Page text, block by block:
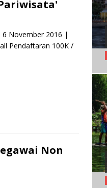
6 November 2016 |
Pendaftaran 100K /
Non